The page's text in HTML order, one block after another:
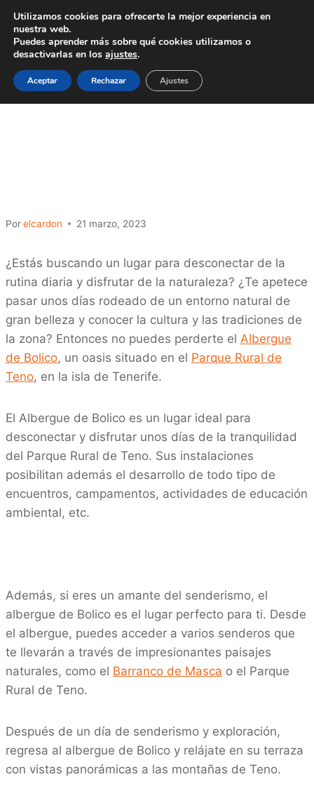
contenido
SIN CATEGORÍA
Porelcardon 21 marzo, 2023
¿Estás buscando un lugar para desconectar de la
rutina diaria y disfrutar de la naturaleza? ¿Te apetece
pasar unos días rodeado de un entorno natural de
gran belleza y conocer la cultura y las tradiciones de
la zona? Entonces no puedes perderte el Albergue
de Bolico, un oasis situado en el Parque Rural de
Teno, en la isla de Tenerife.
El Albergue de Bolico es un lugar ideal para
desconectar y disfrutar unos días de la tranquilidad
del Parque Rural de Teno. Sus instalaciones
posibilitan además el desarrollo de todo tipo de
encuentros, campamentos, actividades de educación
ambiental, etc.
Además, si eres un amante del senderismo, el
albergue de Bolico es el lugar perfecto para ti. Desde
el albergue, puedes acceder a varios senderos que
te llevarán a través de impresionantes paisajes
naturales, como el Barranco de Masca o el Parque
Rural de Teno.
Después de un día de senderismo y exploración,
regresa al albergue de Bolico y relájate en su terraza
con vistas panorámicas a las montañas de Teno.
Utilizamos cookies para ofrecerte la mejor experiencia en
nuestra web.
Puedes aprender más sobre qué cookies utilizamos o
desactivarlas en los ajustes.
Aceptar Rechazar Ajustes